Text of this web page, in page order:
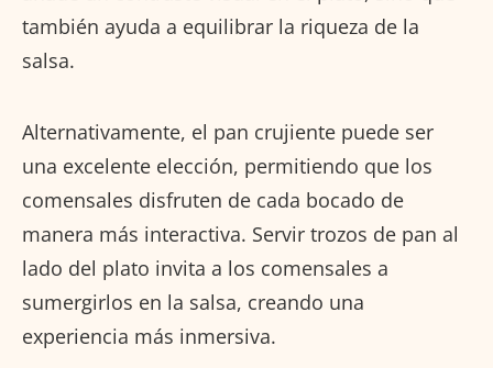
también ayuda a equilibrar la riqueza de la
salsa.
Alternativamente, el pan crujiente puede ser
una excelente elección, permitiendo que los
comensales disfruten de cada bocado de
manera más interactiva. Servir trozos de pan al
lado del plato invita a los comensales a
sumergirlos en la salsa, creando una
experiencia más inmersiva.